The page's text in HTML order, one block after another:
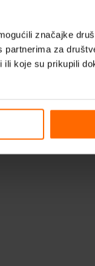
značajke
za
koje su prikupili